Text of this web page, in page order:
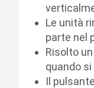
Le unità
parte nel
Risolto
quando
Il